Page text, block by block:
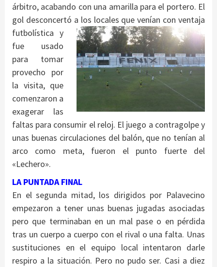
árbitro, acabando con una amarilla para el portero. El
gol desconcertó a los locales que venían con ventaja
futbolística y
fue usado
para tomar
provecho por
la visita, que
comenzaron a
exagerar las
faltas para consumir el reloj. El juego a contragolpe y
unas buenas circulaciones del balón, que no tenían al
arco como meta, fueron el punto fuerte del
«Lechero».
LA PUNTADA FINAL
En el segunda mitad, los dirigidos por Palavecino
empezaron a tener unas buenas jugadas asociadas
pero que terminaban en un mal pase o en pérdida
tras un cuerpo a cuerpo con el rival o una falta. Unas
sustituciones en el equipo local intentaron darle
respiro a la situación. Pero no pudo ser. Casi a diez